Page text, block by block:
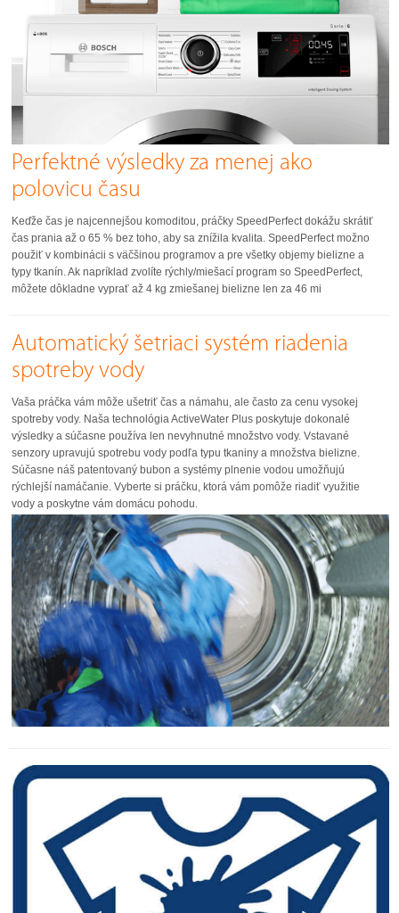
Perfektné výsledky za menej ako
polovicu času
Keďže čas je najcennejšou komoditou, práčky SpeedPerfect dokážu skrátiť
čas prania až o 65 % bez toho, aby sa znížila kvalita. SpeedPerfect možno
použiť v kombinácii s väčšinou programov a pre všetky objemy bielizne a
typy tkanín. Ak napríklad zvolíte rýchly/miešací program so SpeedPerfect,
môžete dôkladne vyprať až 4 kg zmiešanej bielizne len za 46 mi
Automatický šetriaci systém riadenia
spotreby vody
Vaša práčka vám môže ušetriť čas a námahu, ale často za cenu vysokej
spotreby vody. Naša technológia ActiveWater Plus poskytuje dokonalé
výsledky a súčasne používa len nevyhnutné množstvo vody. Vstavané
senzory upravujú spotrebu vody podľa typu tkaniny a množstva bielizne.
Súčasne náš patentovaný bubon a systémy plnenie vodou umožňujú
rýchlejší namáčanie. Vyberte si práčku, ktorá vám pomôže riadiť využitie
vody a poskytne vám domácu pohodu.